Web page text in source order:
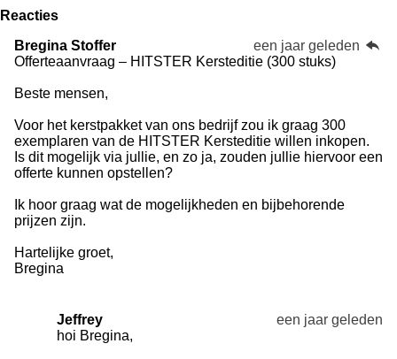
Reacties
Bregina Stoffer
een jaar geleden
Offerteaanvraag – HITSTER Kersteditie (300 stuks)
Beste mensen,
Voor het kerstpakket van ons bedrijf zou ik graag 300
exemplaren van de HITSTER Kersteditie willen inkopen.
Is dit mogelijk via jullie, en zo ja, zouden jullie hiervoor een
offerte kunnen opstellen?
Ik hoor graag wat de mogelijkheden en bijbehorende
prijzen zijn.
Hartelijke groet,
Bregina
Jeffrey
een jaar geleden
hoi Bregina,